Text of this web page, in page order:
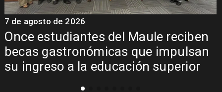
Álvarez-Salamanca lidera la apuesta
regional para consolidar el Paso
Pehuenche como alternativa a Los
7 de agosto de 2026